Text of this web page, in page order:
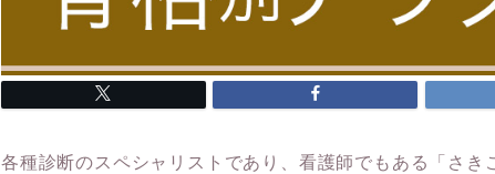
各種診断のスペシャリストであり、看護師でもある「さ